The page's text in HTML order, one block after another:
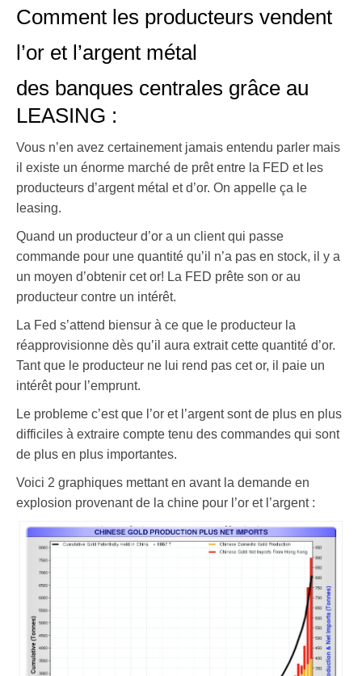
Comment les producteurs vendent
l’or et l’argent métal
des banques centrales grâce au
LEASING :
Vous n’en avez certainement jamais entendu parler mais
il existe un énorme marché de prêt entre la FED et les
producteurs d’argent métal et d’or. On appelle ça le
leasing.
Quand un producteur d’or a un client qui passe
commande pour une quantité qu’il n’a pas en stock, il y a
un moyen d’obtenir cet or! La FED prête son or au
producteur contre un intérêt.
La Fed s’attend biensur à ce que le producteur la
réapprovisionne dès qu’il aura extrait cette quantité d’or.
Tant que le producteur ne lui rend pas cet or, il paie un
intérêt pour l’emprunt.
Le probleme c’est que l’or et l’argent sont de plus en plus
difficiles à extraire compte tenu des commandes qui sont
de plus en plus importantes.
Voici 2 graphiques mettant en avant la demande en
explosion provenant de la chine pour l’or et l’argent :